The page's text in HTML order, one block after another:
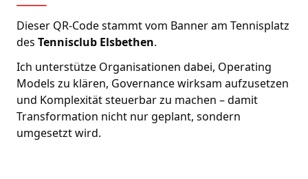
Dieser QR-Code stammt vom Banner am Tennisplatz
des Tennisclub Elsbethen.
Ich unterstütze Organisationen dabei, Operating
Models zu klären, Governance wirksam aufzusetzen
und Komplexität steuerbar zu machen – damit
Transformation nicht nur geplant, sondern
umgesetzt wird.